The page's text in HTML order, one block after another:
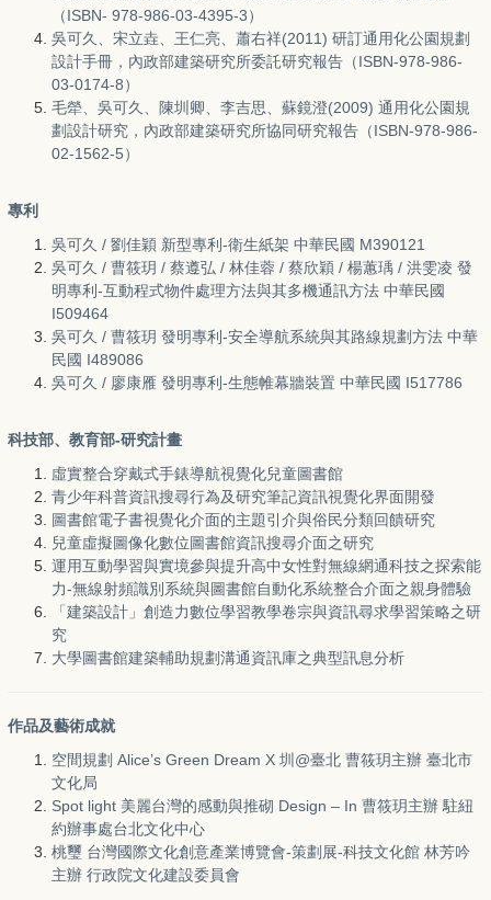
（ISBN- 978-986-03-4395-3）
吳可久、宋立垚、王仁亮、蕭右祥(2011) 研訂通用化公園規劃
設計手冊，內政部建築研究所委託研究報告（ISBN-978-986-
03-0174-8）
毛犖、吳可久、陳圳卿、李吉思、蘇鏡澄(2009) 通用化公園規
劃設計研究，內政部建築研究所協同研究報告（ISBN-978-986-
02-1562-5）
專利
吳可久 / 劉佳穎 新型專利-衛生紙架 中華民國 M390121
吳可久 / 曹筱玥 / 蔡遵弘 / 林佳蓉 / 蔡欣穎 / 楊蕙瑀 / 洪雯凌 發
明專利-互動程式物件處理方法與其多機通訊方法 中華民國
I509464
吳可久 / 曹筱玥 發明專利-安全導航系統與其路線規劃方法 中華
民國 I489086
吳可久 / 廖康雁 發明專利-生態帷幕牆裝置 中華民國 I517786
科技部、教育部-研究計畫
虛實整合穿戴式手錶導航視覺化兒童圖書館
青少年科普資訊搜尋行為及研究筆記資訊視覺化界面開發
圖書館電子書視覺化介面的主題引介與俗民分類回饋研究
兒童虛擬圖像化數位圖書館資訊搜尋介面之研究
運用互動學習與實境參與提升高中女性對無線網通科技之探索能
力-無線射頻識別系統與圖書館自動化系統整合介面之親身體驗
「建築設計」創造力數位學習教學卷宗與資訊尋求學習策略之研
究
大學圖書館建築輔助規劃溝通資訊庫之典型訊息分析
作品及藝術成就
空間規劃 Alice’s Green Dream X 圳@臺北 曹筱玥主辦 臺北市
文化局
Spot light 美麗台灣的感動與推砌 Design – In 曹筱玥主辦 駐紐
約辦事處台北文化中心
桃璽 台灣國際文化創意產業博覽會-策劃展-科技文化館 林芳吟
主辦 行政院文化建設委員會